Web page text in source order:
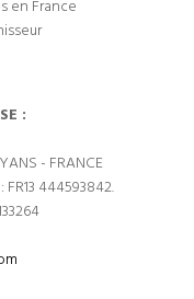
en France
:
- FRANCE
444593842.